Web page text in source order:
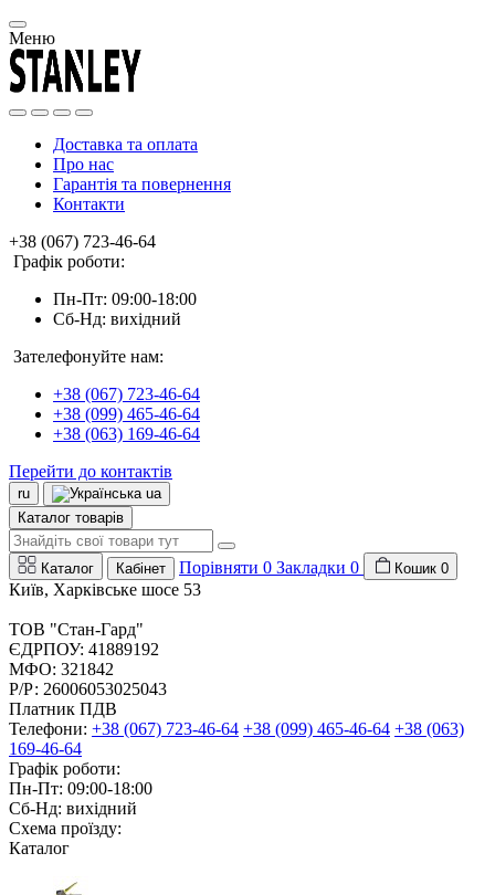
Меню
Доставка та оплата
Про нас
Гарантія та повернення
Контакти
+38 (067) 723-46-64
Графік роботи:
Пн-Пт: 09:00-18:00
Сб-Нд: вихідний
Зателефонуйте нам:
+38 (067) 723-46-64
+38 (099) 465-46-64
+38 (063) 169-46-64
Перейти до контактів
ru
ua
Каталог товарів
Каталог Кабінет Порівняти 0 Закладки 0 Кошик 0
Київ, Харківське шосе 53
ТОВ "Стан-Гард"
ЄДРПОУ: 41889192
МФО: 321842
Р/Р: 26006053025043
Платник ПДВ
Телефони: +38 (067) 723-46-64 +38 (099) 465-46-64 +38 (063)
169-46-64
Графік роботи:
Пн-Пт: 09:00-18:00
Сб-Нд: вихідний
Схема проїзду:
Каталог